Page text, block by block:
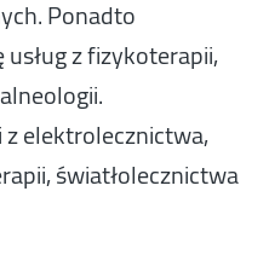
Ponadto
z fizykoterapii,
elektrolecznictwa,
światłolecznictwa